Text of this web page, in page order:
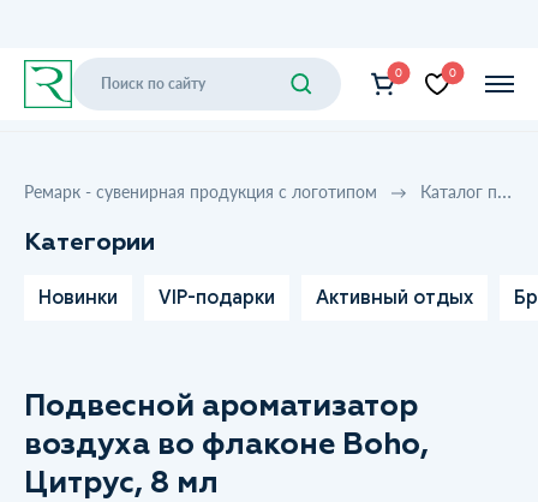
0 0
Ремарк - сувенирная продукция с логотипом Каталог продукции
Категории
Новинки VIP-подарки Активный отдых
Подвесной ароматизатор
воздуха во флаконе Boho,
Цитрус, 8 мл